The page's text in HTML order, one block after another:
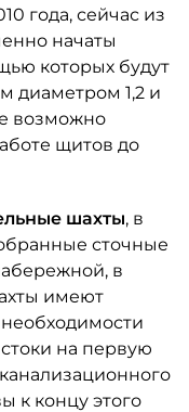
года, сейчас из
начаты
которых будут
диаметром 1,2 и
возможно
щитов до
шахты, в
сточные
в
имеют
на первую
к концу этого